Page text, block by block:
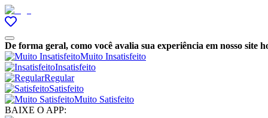
De forma geral, como você avalia sua experiência em nosso site
Muito Insatisfeito
Insatisfeito
Regular
Satisfeito
Muito Satisfeito
BAIXE O APP: